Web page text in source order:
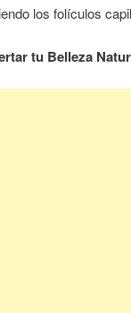
los folículos
tu Belleza